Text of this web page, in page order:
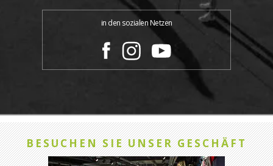
in den sozialen Netzen
BESUCHEN SIE UNSER GESCHÄFT